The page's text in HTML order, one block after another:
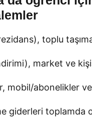
toplu
market ve
mobil/abonelikler
giderleri toplamda